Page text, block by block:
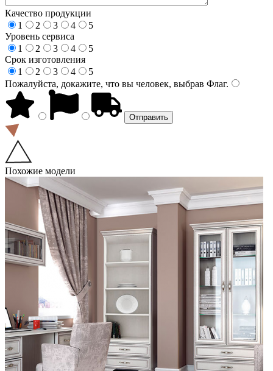
Качество продукции
1
2 3 4
5
Уровень сервиса
1
2 3 4
5
Срок изготовления
1
2 3 4
5
Пожалуйста, докажите, что вы человек, выбрав Флаг.
Похожие модели